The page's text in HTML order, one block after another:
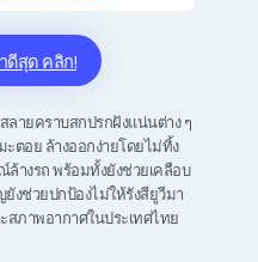
ดีสุด คลิก!
ายคราบสกปรกฝังแน่นต่าง ๆ
ตอย ล้างออกง่ายโดยไม่ทิ้ง
างรถ พร้อมทั้งยังช่วยเคลือบ
ยังช่วยปกป้องไม่ให้รังสียูวีมา
ภาพอากาศในประเทศไทย